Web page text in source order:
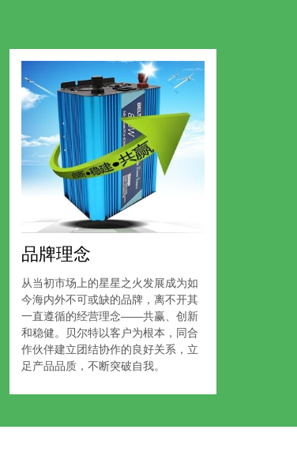
品牌理念
从当初市场上的星星之火发展成为如
今海内外不可或缺的品牌，离不开其
一直遵循的经营理念——共赢、创新
和稳健。贝尔特以客户为根本，同合
作伙伴建立团结协作的良好关系，立
足产品品质，不断突破自我。